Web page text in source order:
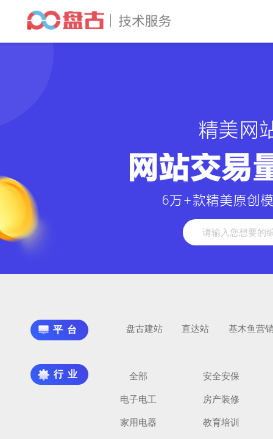
平台 盘古建站 直达站 基木鱼营
行业 全部
安全安保
电子电工
房产装修
家用电器
教育培训